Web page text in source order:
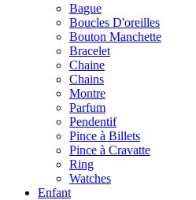
Bague
Boucles D'oreilles
Bouton Manchette
Bracelet
Chaine
Chains
Montre
Parfum
Pendentif
Pince à Billets
Pince à Cravatte
Ring
Watches
Enfant